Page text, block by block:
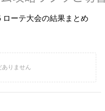
ローテ大会の結果まとめ